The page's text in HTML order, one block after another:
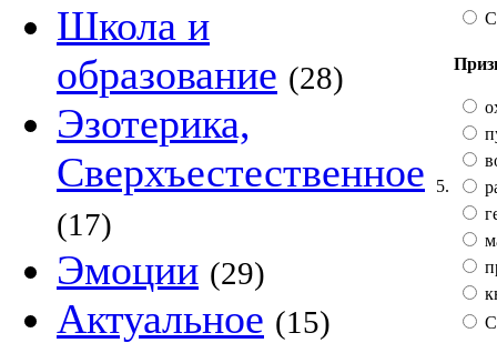
Школа и
образование (28)
Эзотерика,
Сверхъестественное
(17)
Эмоции (29)
Актуальное (15)
5.